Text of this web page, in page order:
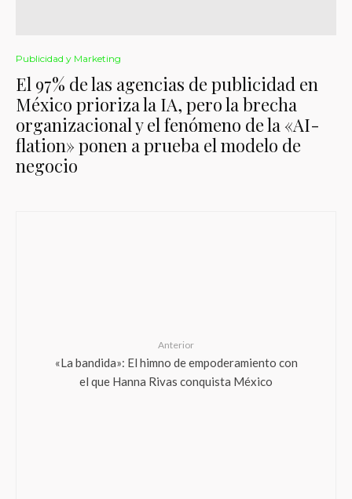
Publicidad y Marketing
El 97% de las agencias de publicidad en
México prioriza la IA, pero la brecha
organizacional y el fenómeno de la «AI-
flation» ponen a prueba el modelo de
negocio
Anterior
«La bandida»: El himno de empoderamiento con
el que Hanna Rivas conquista México